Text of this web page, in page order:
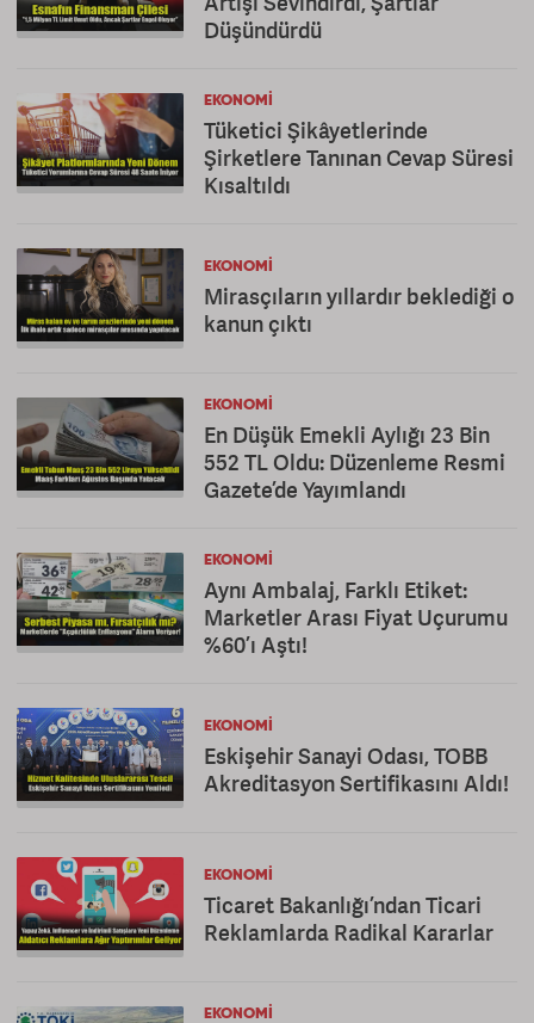
Düşündürdü
EKONOMI
Tüketici Şikâyetlerinde
Şirketlere Tanınan Cevap Süresi
Kısaltıldı
EKONOMI
Mirasçıların yıllardır beklediği o
kanun çıktı
EKONOMI
En Düşük Emekli Aylığı 23 Bin
552 TL Oldu: Düzenleme Resmi
Gazete’de Yayımlandı
EKONOMI
Aynı Ambalaj, Farklı Etiket:
Marketler Arası Fiyat Uçurumu
%60’ı Aştı!
EKONOMI
Eskişehir Sanayi Odası, TOBB
Akreditasyon Sertifikasını Aldı!
EKONOMI
Ticaret Bakanlığı’ndan Ticari
Reklamlarda Radikal Kararlar
EKONOMI